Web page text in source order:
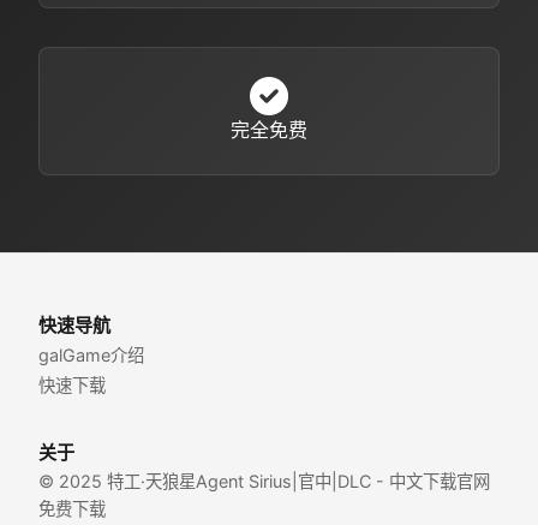
完全免费
快速导航
galGame介绍
快速下载
关于
© 2025 特工·天狼星Agent Sirius|官中|DLC - 中文下载官网
免费下载